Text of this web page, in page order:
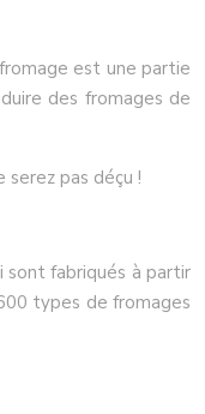
est une partie
des fromages de
pas déçu !
sont fabriqués à partir
types de fromages